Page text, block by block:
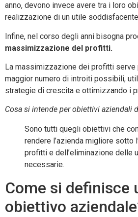
anno, devono invece avere tra i loro
realizzazione di un utile
Infine, nel corso degli anni bisogna
massimizzazione del profitti.
La massimizzazione dei profitti serve
maggior numero di introiti possibili,
strategie di crescita e ottimizzando i
Cosa si intende per obiettivi aziendali
Sono tutti quegli obiettivi che
rendere l’azienda migliore sotto
profitti e dell’eliminazione delle
necessarie.
Come si definisce
obiettivo